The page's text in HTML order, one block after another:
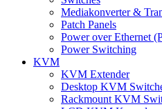
Mediakonverter &
Patch Panels
Power over Ethernet
Power Switching
KVM
KVM Extender
Desktop KVM
Rackmount KVM